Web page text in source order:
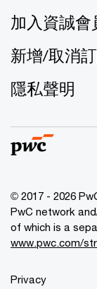
加入資誠會
新增/取消
隱私聲明
© 2017 - 2026
PwC network
of which is a
www.pwc.com/
Privacy